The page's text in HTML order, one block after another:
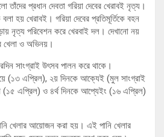
প্রধান দেবতা গরিয়া দেবের খেরাবই নৃত্য।
বলা হয় খেরাবই। গরিয়া দেবের প্রতিমূর্তিকে বহন
নৃত্য পরিবেশন করে খেরবাই দল। দেখানো নয়
খেলা ও অভিনয়।
সাংগ্রাই উৎসব পালন করে থাকে।
(১৩ এপ্রিল), ২য় দিনকে আক্যেই (মুল সাংগ্রাই
(১৫ এপ্রিল) ও ৪র্থ দিনকে আপ্যেইং (১৬ এপ্রিল)
খেলার আয়োজন করা হয়। এই পানি খেলার